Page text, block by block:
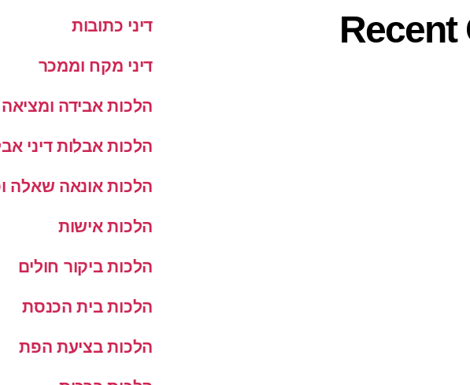
Recent דיני כתובות
דיני מקח וממכר
הלכות אבידה ומציאה
הלכות אבלות דיני
הלכות אונאה שאלה
הלכות אישות
הלכות ביקור חולים
הלכות בית הכנסת
הלכות בציעת הפת